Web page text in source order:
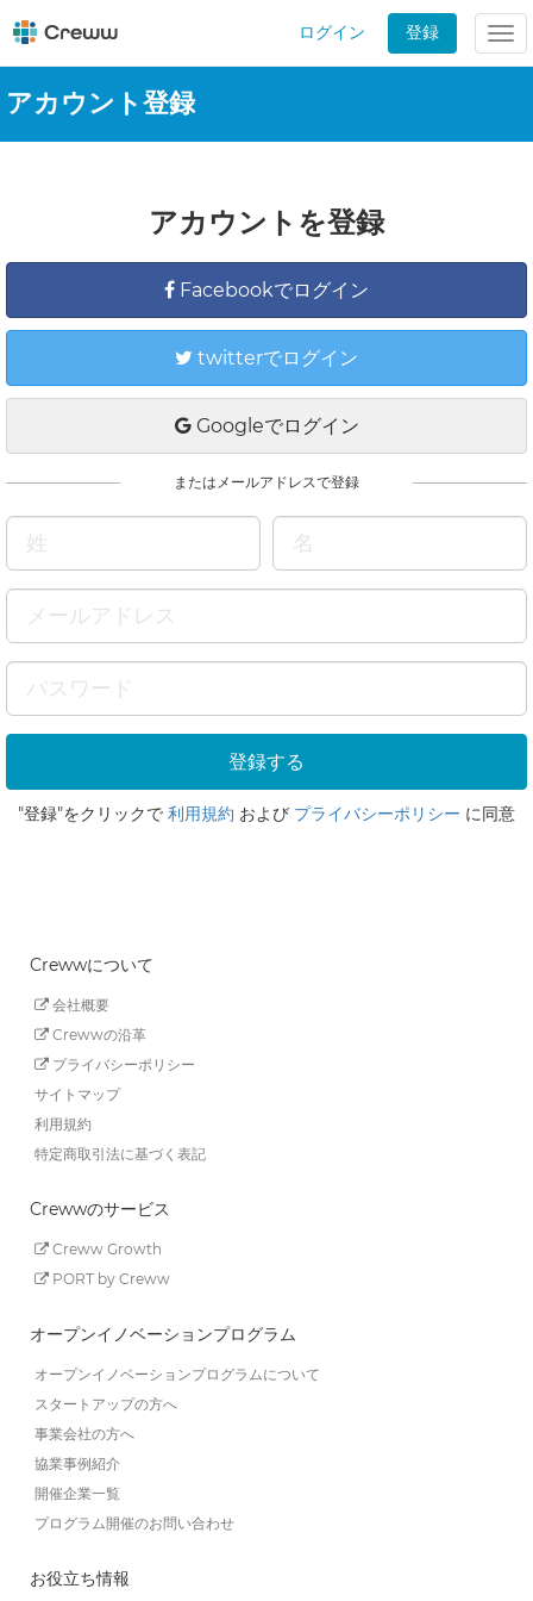
ログイン 登録
アカウント登録
アカウントを登録
Facebookでログイン
twitterでログイン
Googleでログイン
またはメールアドレスで登録
"登録"をクリックで 利用規約 および プライバシーポリシー に同意
Crewwについて
会社概要
Crewwの沿革
プライバシーポリシー
サイトマップ
利用規約
特定商取引法に基づく表記
Crewwのサービス
Creww Growth
PORT by Creww
オープンイノベーションプログラム
オープンイノベーションプログラムについて
スタートアップの方へ
事業会社の方へ
協業事例紹介
開催企業一覧
プログラム開催のお問い合わせ
お役立ち情報